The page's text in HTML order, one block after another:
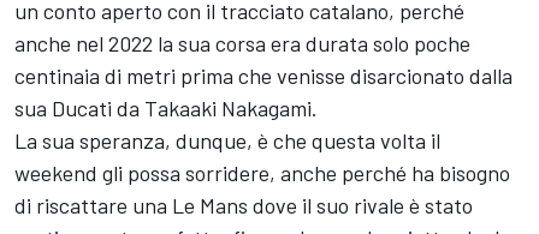
un conto aperto con il tracciato catalano, perché
anche nel 2022 la sua corsa era durata solo poche
centinaia di metri prima che venisse disarcionato dalla
sua Ducati da Takaaki Nakagami.
La sua speranza, dunque, è che questa volta il
weekend gli possa sorridere, anche perché ha bisogno
di riscattare una Le Mans dove il suo rivale è stato